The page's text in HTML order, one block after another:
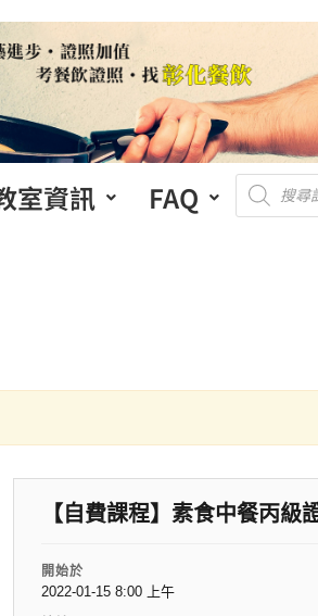
室資訊 FAQ
【自費課程】素食中餐丙級
開始於
2022-01-15 8:00 上午